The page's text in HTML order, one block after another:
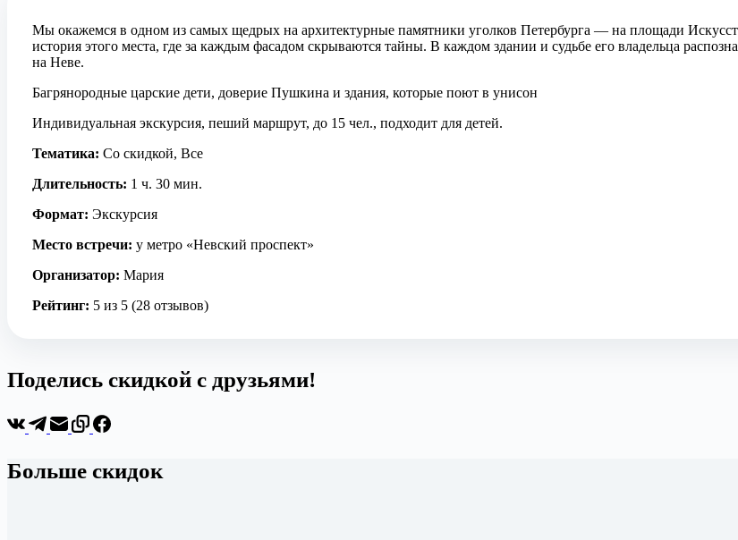
Мы окажемся в одном из самых щедрых на архитектурные памятники уголков Петербурга — на площади
история этого места, где за каждым фасадом скрываются тайны. В каждом здании и судьбе его владельца
на Неве.
Багрянородные царские дети, доверие Пушкина и здания, которые поют в унисон
Индивидуальная экскурсия, пеший маршрут, до 15 чел., подходит для детей.
Тематика: Со скидкой, Все
Длительность: 1 ч. 30 мин.
Формат: Экскурсия
Место встречи: у метро «Невский проспект»
Организатор: Мария
Рейтинг: 5 из 5 (28 отзывов)
Поделись скидкой с друзьями!
Больше скидок